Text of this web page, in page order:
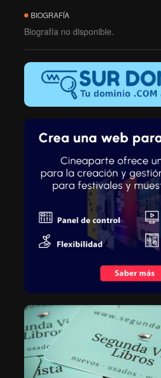
BIOGRAFÍA
Biografía no disponible.